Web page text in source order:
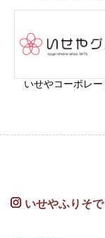
いせやコーポレ
いせやふりそで